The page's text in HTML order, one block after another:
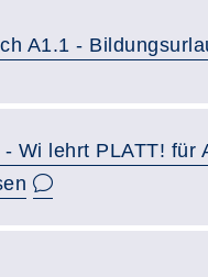
A1.1 -
Wi lehrt PLATT! für